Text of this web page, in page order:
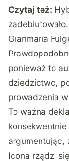
Czytaj też:
Gianmaria
ponieważ to
dziedzictwo,
prowadzenia
To ważna
konsekwentnie
argumentując,
Icona rządzi